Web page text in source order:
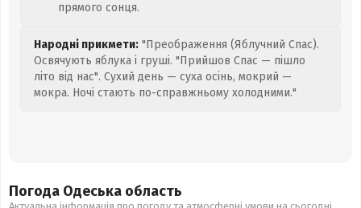
прямого сонця.
Народні прикмети: "Преображення (Яблучний Спас).
Освячують яблука і груші. "Прийшов Спас — пішло
літо від нас". Сухий день — суха осінь, мокрий —
мокра. Ночі стають по-справжньому холодними."
Погода Одеська область